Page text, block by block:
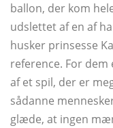
ballon, der kom
udslettet af en af
husker prinsesse
reference. For
af et spil, der er
sådanne
glæde, at ingen